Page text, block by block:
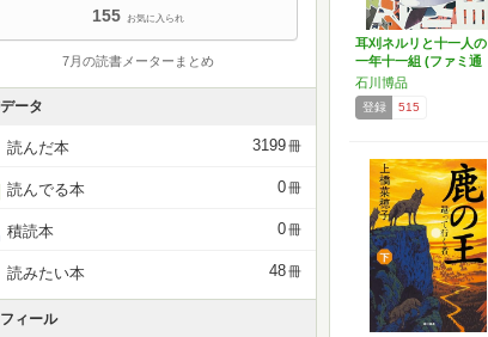
耳刈ネルリと十一人の
一年十一組 (ファミ通
文…
石川博品
登録 515
155 お気に入られ
7月の読書メーターまとめ
ータ
読んだ本 3199冊
読んでる本 0冊
積読本 0冊
読みたい本 48冊
ィール